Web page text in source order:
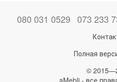
080 031 0529 073 233
Полная
©